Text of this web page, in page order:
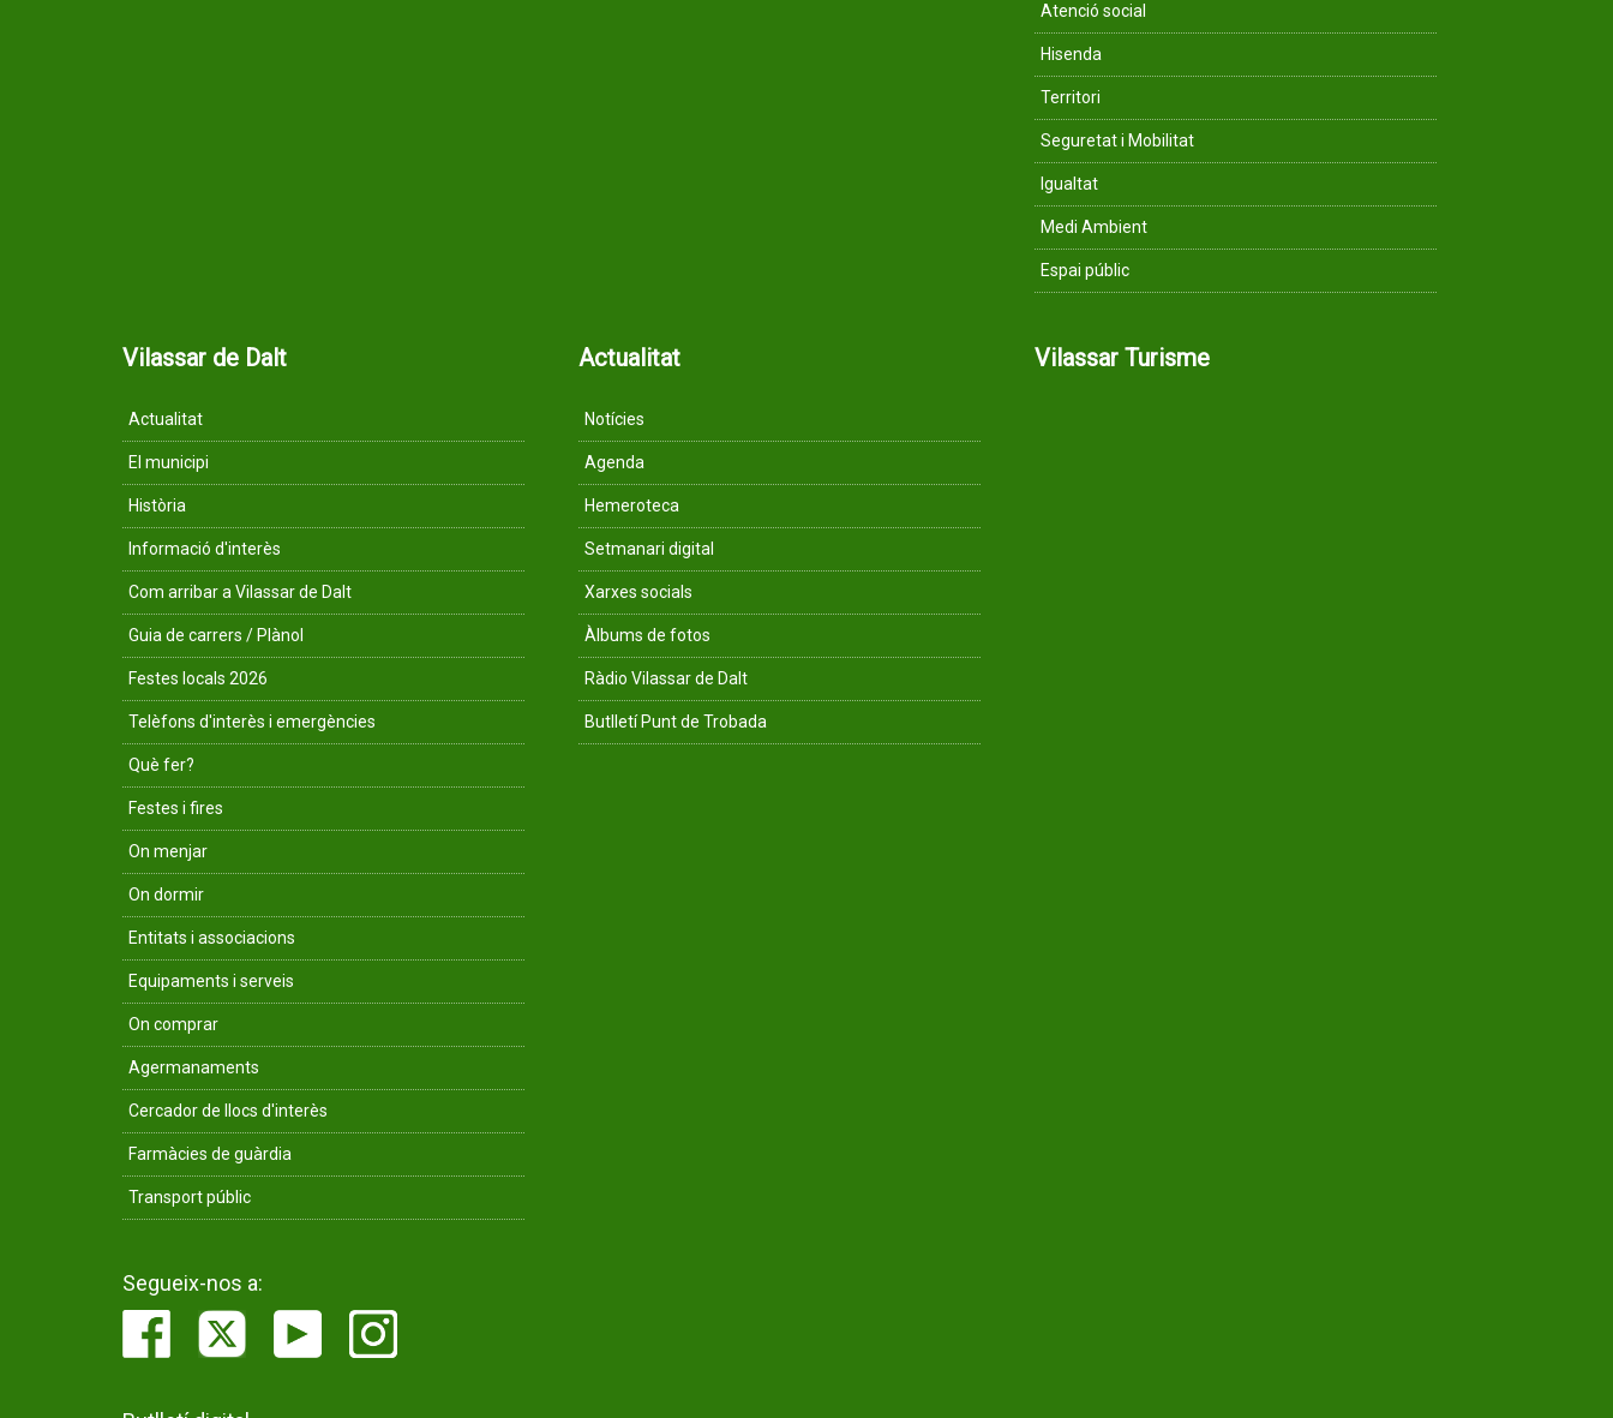
Atenció social
Hisenda
Territori
Seguretat i Mobilitat
Igualtat
Medi Ambient
Espai públic
Vilassar de Dalt
Actualitat
El municipi
Història
Informació d'interès
Com arribar a Vilassar de Dalt
Guia de carrers / Plànol
Festes locals 2026
Telèfons d'interès i emergències
Què fer?
Festes i fires
On menjar
On dormir
Entitats i associacions
Equipaments i serveis
On comprar
Agermanaments
Cercador de llocs d'interès
Farmàcies de guàrdia
Transport públic
Actualitat
Notícies
Agenda
Hemeroteca
Setmanari digital
Xarxes socials
Àlbums de fotos
Ràdio Vilassar de Dalt
Butlletí Punt de Trobada
Vilassar Turisme
Segueix-nos a: